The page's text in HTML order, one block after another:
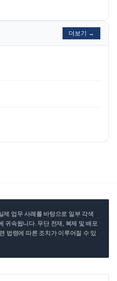
더보기 →
제 업무 사례를 바탕으로 일부 각색
귀속됩니다. 무단 전재, 복제 및 배포
법령에 따른 조치가 이루어질 수 있